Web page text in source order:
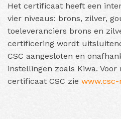
Het certificaat heeft een
vier niveaus: brons, zilver,
toeleveranciers brons en
certificering wordt
CSC aangesloten en
instellingen zoals Kiwa.
certificaat CSC zie www.csc-